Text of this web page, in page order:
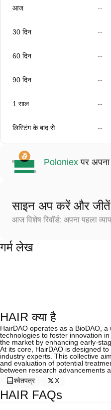
आज --
30 दिन --
60 दिन --
90 दिन --
1 साल --
लिस्टिंग के बाद से --
Poloniex पर
साइन अप करें और जीतें
आज विशेष रिवॉर्ड: अपना पहला
गर्म लेख
HAIR क्या है
HairDAO operates as a BioDAO,
technologies to foster innovation
the market by enhancing early-
At its core, HairDAO is designed
industry experts. This collective
and evaluation of potential
between research advancements
श्वेतपत्र
X
HAIR FAQs